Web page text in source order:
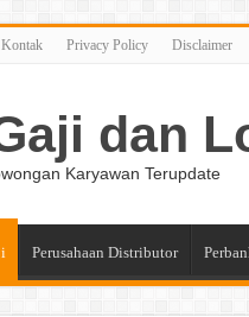
Kontak Privacy Policy Disclaimer
dan
Karyawan Terupdate
Perusahaan Distributor